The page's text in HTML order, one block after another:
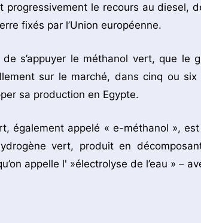
progressivement le recours au diesel,
fixés par l’Union européenne.
s’appuyer le méthanol vert, que le
sur le marché, dans cinq ou
sa production en Egypte.
également appelé « e-méthanol »,
vert, produit en
appelle l' »électrolyse de l’eau » –